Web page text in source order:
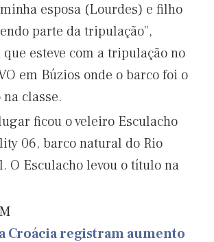
esposa (Lourdes) e filho
parte da tripulação”,
esteve com a tripulação no
em Búzios onde o barco foi o
classe.
ficou o veleiro Esculacho
06, barco natural do Rio
O Esculacho levou o título na
Croácia registram aumento